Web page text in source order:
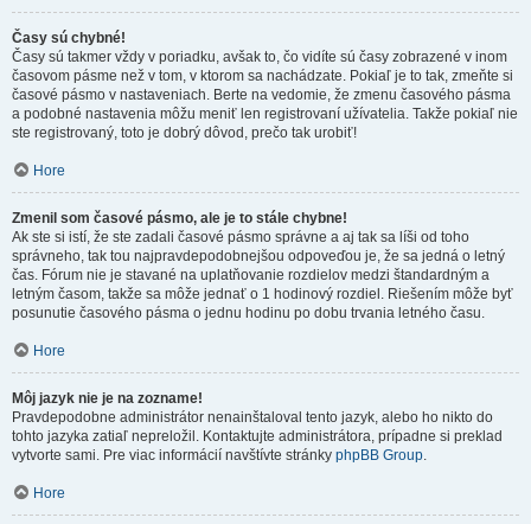
Časy sú chybné!
Časy sú takmer vždy v poriadku, avšak to, čo vidíte sú časy zobrazené v inom
časovom pásme než v tom, v ktorom sa nachádzate. Pokiaľ je to tak, zmeňte si
časové pásmo v nastaveniach. Berte na vedomie, že zmenu časového pásma
a podobné nastavenia môžu meniť len registrovaní užívatelia. Takže pokiaľ nie
ste registrovaný, toto je dobrý dôvod, prečo tak urobiť!
Hore
Zmenil som časové pásmo, ale je to stále chybne!
Ak ste si istí, že ste zadali časové pásmo správne a aj tak sa líši od toho
správneho, tak tou najpravdepodobnejšou odpoveďou je, že sa jedná o letný
čas. Fórum nie je stavané na uplatňovanie rozdielov medzi štandardným a
letným časom, takže sa môže jednať o 1 hodinový rozdiel. Riešením môže byť
posunutie časového pásma o jednu hodinu po dobu trvania letného času.
Hore
Môj jazyk nie je na zozname!
Pravdepodobne administrátor nenainštaloval tento jazyk, alebo ho nikto do
tohto jazyka zatiaľ nepreložil. Kontaktujte administrátora, prípadne si preklad
vytvorte sami. Pre viac informácií navštívte stránky phpBB Group.
Hore